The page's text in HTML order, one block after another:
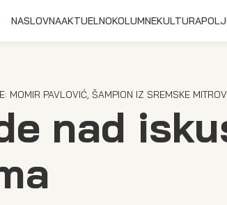
NASLOVNAAKTUELNOKOLUMNEKULTURA
MOMIR PAVLOVIĆ, ŠAMPION IZ SREMSKE
nad